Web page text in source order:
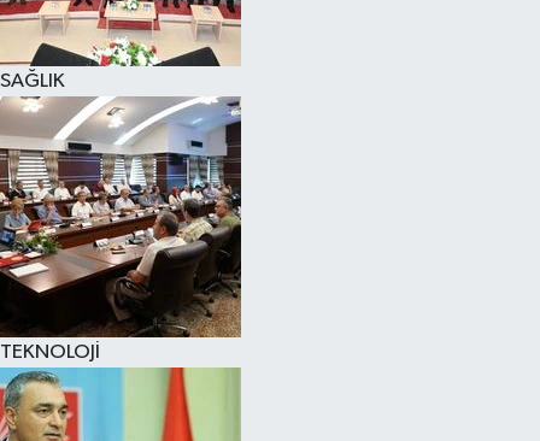
SAĞLIK
TEKNOLOJİ